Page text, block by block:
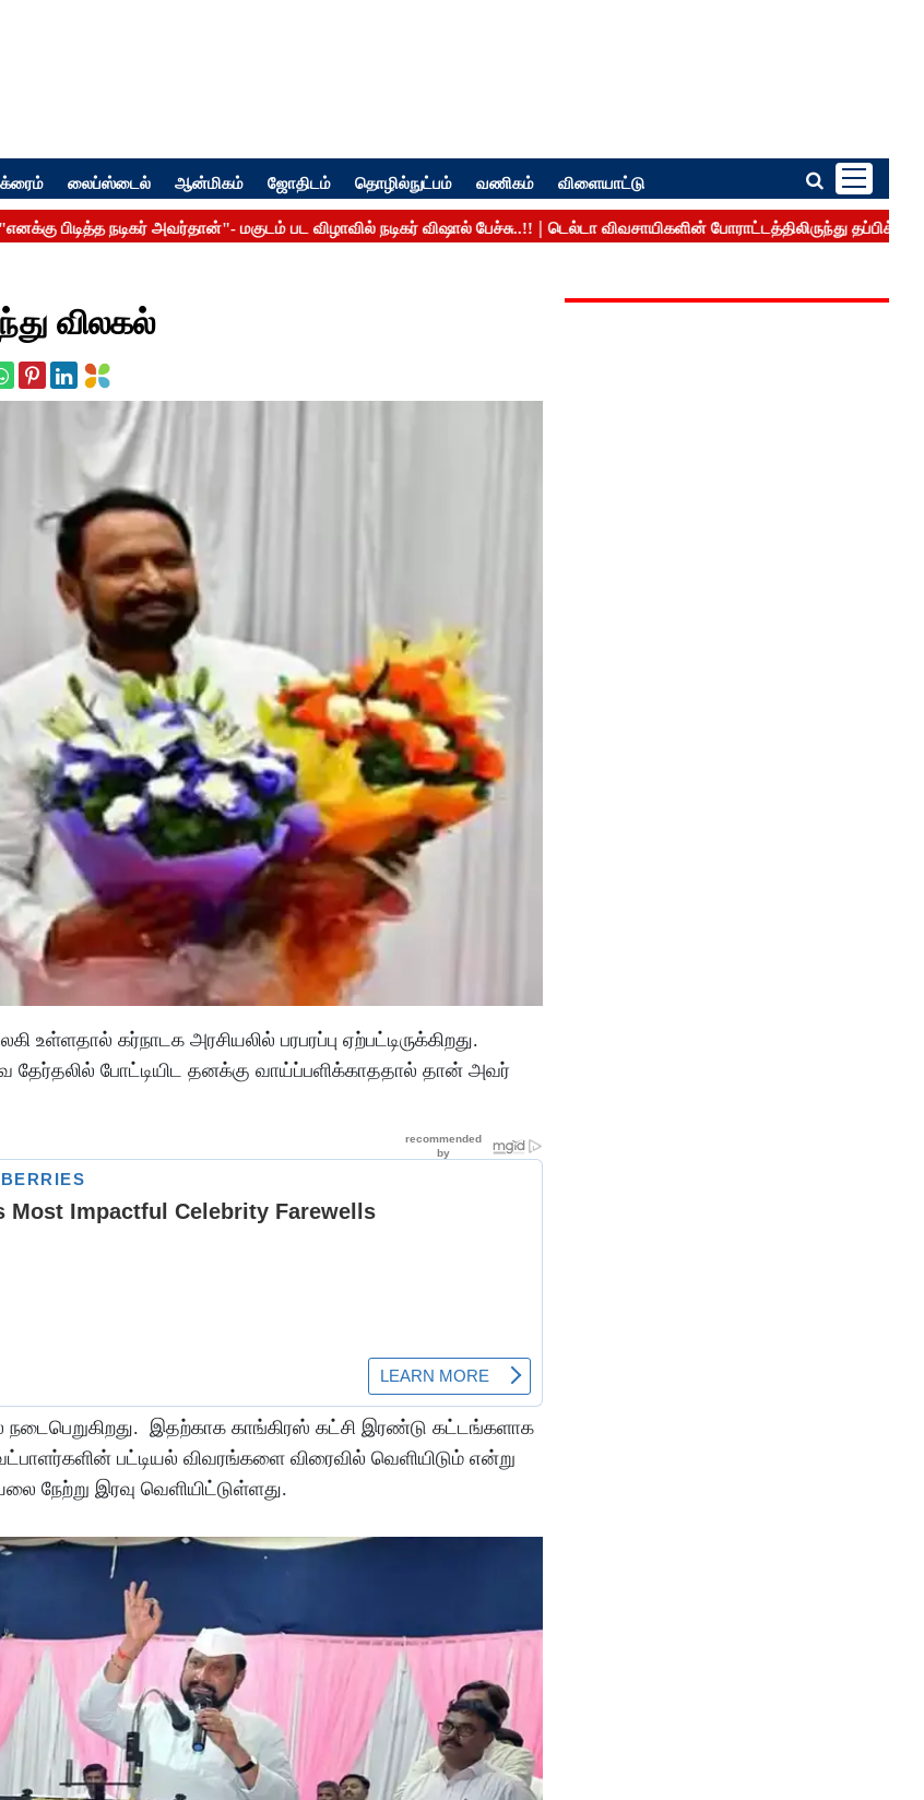
க்ரைம் லைப்ஸ்டைல் ஆன்மிகம் ஜோதிடம் தொழில்நுட்பம் வணிகம் விளையாட்டு
விலகல்
கர்நாடக அரசியலில் பரபரப்பு ஏற்பட்டிருக்கிறது.
தேர்தலில் போட்டியிட தனக்கு வாய்ப்பளிக்காததால் தான் அவர்
நடைபெறுகிறது. இதற்காக காங்கிரஸ் கட்சி இரண்டு கட்டங்களாக
பட்டியல் விவரங்களை விரைவில் வெளியிடும் என்று
நேற்று இரவு வெளியிட்டுள்ளது.